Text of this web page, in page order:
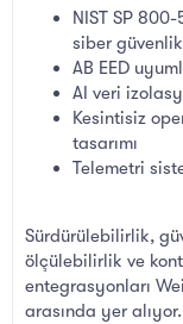
NIST SP
siber
AB EED
AI veri
Kesintisiz
tasarımı
Telemetri
Sürdürülebilirlik,
ölçülebilirlik ve
entegrasyonları
arasında yer